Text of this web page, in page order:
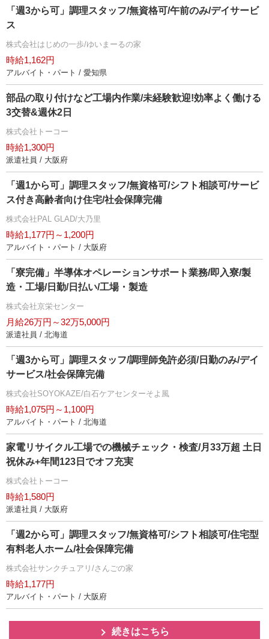
「週3から可」調理スタッフ/無資格可/午前のみ/デイサービ
ス
株式会社はじめの一歩/ゆいまーるの家
時給1,162円
アルバイト・パート / 愛知県
部品の取り付けなど工場内作業/未経験歓迎!効率よく働ける
3交替&週休2日
株式会社トーコー
時給1,300円
派遣社員 / 大阪府
「週1から可」調理スタッフ/無資格可/シフト相談可/サービ
ス付き高齢者向け住宅/社会保障完備
株式会社PAL GLAD/大乃里
時給1,177円～1,200円
アルバイト・パート / 大阪府
「寮完備」半導体オペレーションサポート業務/即入寮/製
造・工場/日勤/日払い/工場・製造
株式会社京栄センター
月給26万円～32万5,000円
派遣社員 / 北海道
「週3から可」調理スタッフ/調理師免許必須/日勤のみ/デイ
サービス/社会保障完備
株式会社SOYOKAZE/白石ケアセンターそよ風
時給1,075円～1,100円
アルバイト・パート / 北海道
家電リサイクル工場での機械チェック・検査/月33万超 土日
祝休み+年間123日でオフ充実
株式会社トーコー
時給1,580円
派遣社員 / 大阪府
「週2から可」調理スタッフ/無資格可/シフト相談可/住宅型
有料老人ホーム/社会保障完備
株式会社サンクチュアリ/さんごの家
時給1,177円
アルバイト・パート / 大阪府
続きはこちら